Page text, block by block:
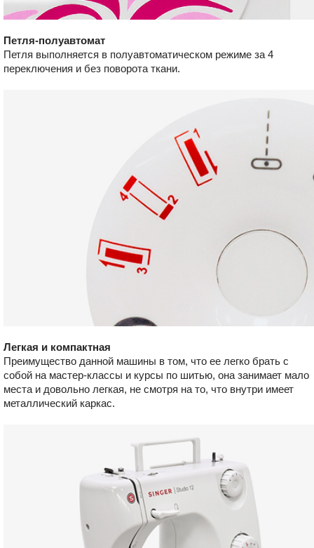
Петля-полуавтомат
Петля выполняется в полуавтоматическом режиме за 4
переключения и без поворота ткани.
Легкая и компактная
Преимущество данной машины в том, что ее легко брать с
собой на мастер-классы и курсы по шитью, она занимает мало
места и довольно легкая, не смотря на то, что внутри имеет
металлический каркас.